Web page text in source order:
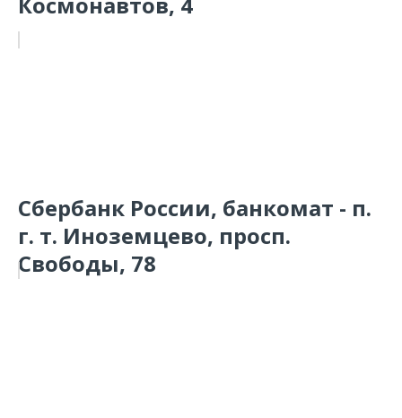
Сбербанк России, банкомат - п.
г. т. Иноземцево, просп.
Свободы, 78